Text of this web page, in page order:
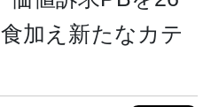
加え新たなカテ